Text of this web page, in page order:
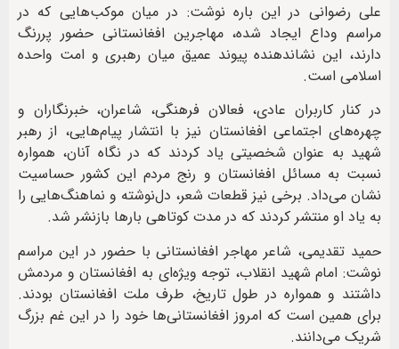
علی رضوانی در این باره نوشت: در میان موکب‌هایی که در
مراسم وداع ایجاد شده، مهاجرین افغانستانی حضور پررنگ
دارند، این نشاندهنده پیوند عمیق میان رهبری و امت واحده
اسلامی است.
در کنار کاربران عادی، فعالان فرهنگی، شاعران، خبرنگاران و
چهره‌های اجتماعی افغانستان نیز با انتشار پیام‌هایی، از رهبر
شهید به عنوان شخصیتی یاد کردند که در نگاه آنان، همواره
نسبت به مسائل افغانستان و رنج مردم این کشور حساسیت
نشان می‌داد. برخی نیز قطعات شعر، دل‌نوشته و نماهنگ‌هایی را
به یاد او منتشر کردند که در مدت کوتاهی بارها بازنشر شد.
حمید تقدیمی، شاعر مهاجر افغانستانی با حضور در این مراسم
نوشت: امام شهید انقلاب، توجه ویژه‌ای به افغانستان و مردمش
داشتند و همواره در طول تاریخ، طرف ملت افغانستان بودند.
برای همین است که امروز افغانستانی‌ها خود را در این غم بزرگ
شریک می‌دانند.